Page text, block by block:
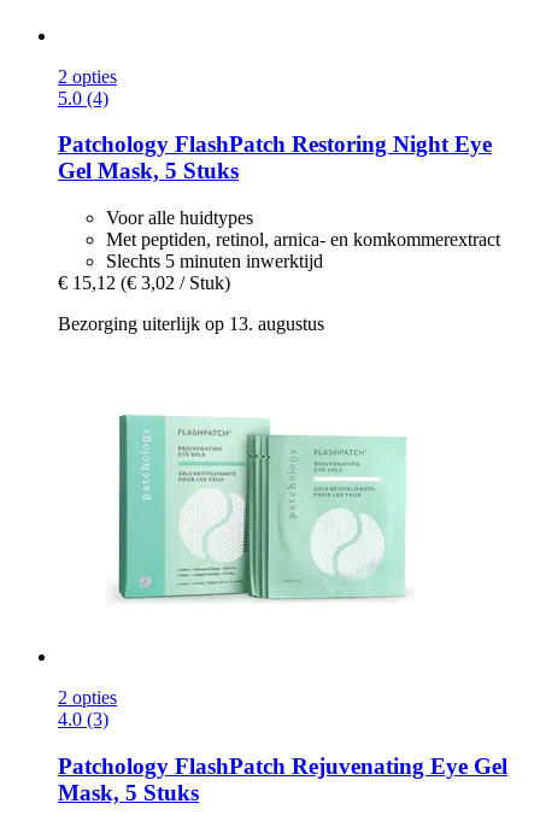
2 opties
5.0 (4)
Patchology FlashPatch Restoring Night Eye
Gel Mask, 5 Stuks
Voor alle huidtypes
Met peptiden, retinol, arnica- en komkommerextract
Slechts 5 minuten inwerktijd
€ 15,12 (€ 3,02 / Stuk)
Bezorging uiterlijk op 13. augustus
2 opties
4.0 (3)
Patchology FlashPatch Rejuvenating Eye Gel
Mask, 5 Stuks